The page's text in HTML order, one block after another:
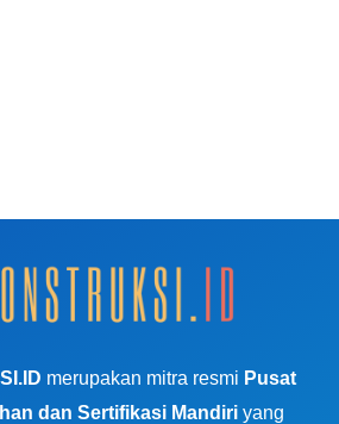
merupakan mitra resmi Pusat
dan Sertifikasi Mandiri yang